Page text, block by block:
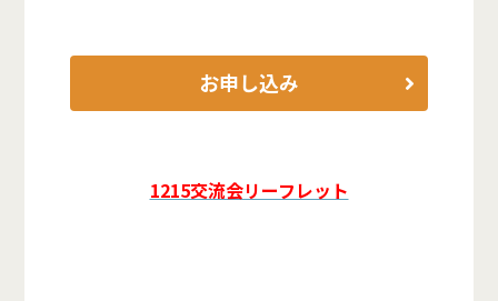
お申し込み
1215交流会リーフレット